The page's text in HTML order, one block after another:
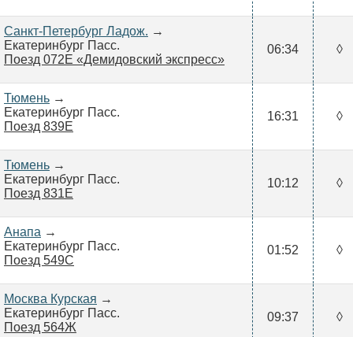
Санкт-Петербург Ладож. →
Екатеринбург Пасс.
Поезд 072Е «Демидовский экспресс»
06:34 ◊
Тюмень →
Екатеринбург Пасс.
Поезд 839Е
16:31 ◊
Тюмень →
Екатеринбург Пасс.
Поезд 831Е
10:12 ◊
Анапа →
Екатеринбург Пасс.
Поезд 549С
01:52 ◊
Москва Курская →
Екатеринбург Пасс.
Поезд 564Ж
09:37 ◊